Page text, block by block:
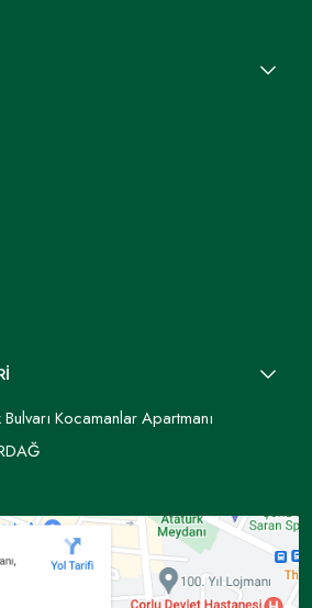
Kocamanlar Apartmanı